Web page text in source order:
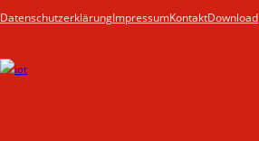
DatenschutzerklärungImpressumKontaktDownload